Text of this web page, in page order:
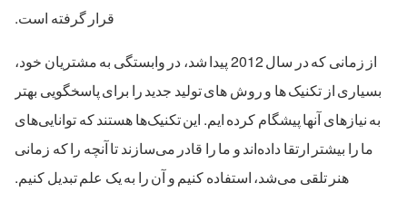
قرار گرفته است.
از زمانی که در سال 2012 پیدا شد، در وابستگی به مشتریان خود،
از تکنیک ها و روش های تولید جدید را برای پاسخگویی بهتر
نیازهای آنها پیشگام کرده ایم. این تکنیک‌ها هستند که توانایی‌های
ما را بیشتر ارتقا داده‌اند و ما را قادر می‌سازند تا آنچه را که زمانی
هنر تلقی می‌شد، استفاده کنیم و آن را به یک علم تبدیل کنیم.